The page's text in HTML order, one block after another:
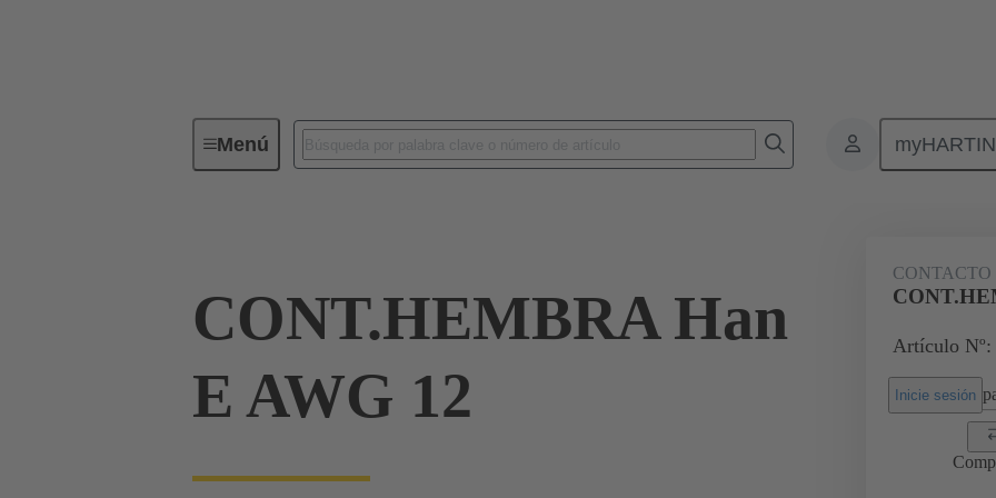
MenúConectores industriales / Han® Contactos Eléctrico
CONT.HEMBRA Han
E AWG 12
Artículo Nº:
Inicie sesión